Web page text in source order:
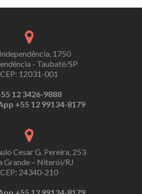
1750
- Taubaté/SP
CEP: 12031-001
12 3426-9888
+55 12 99134-8179
Cesar G. Pereira, 253
Grande – Niterói/RJ
CEP: 24340-210